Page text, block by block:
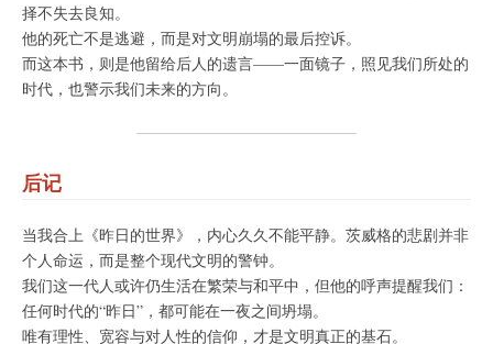
择不失去良知。
他的死亡不是逃避，而是对文明崩塌的最后控诉。
而这本书，则是他留给后人的遗言——一面镜子，照见我们所处的
时代，也警示我们未来的方向。
后记
当我合上《昨日的世界》，内心久久不能平静。茨威格的悲剧并非
个人命运，而是整个现代文明的警钟。
我们这一代人或许仍生活在繁荣与和平中，但他的呼声提醒我们：
任何时代的“昨日”，都可能在一夜之间坍塌。
唯有理性、宽容与对人性的信仰，才是文明真正的基石。